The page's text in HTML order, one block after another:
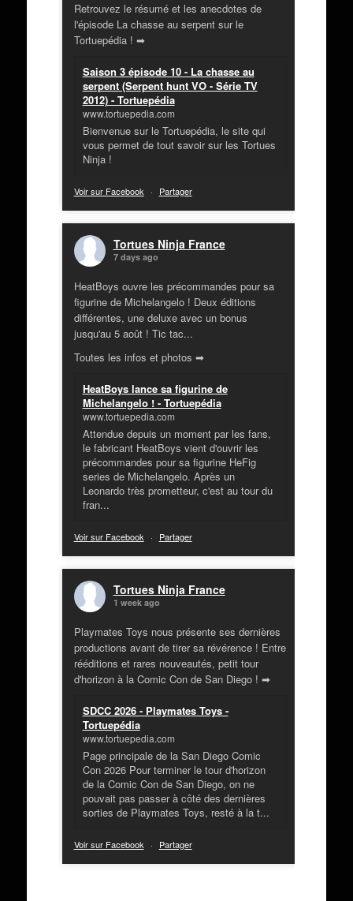
Retrouvez le résumé et les anecdotes de
l'épisode La chasse au serpent sur le
Tortuepédia ! ➡
Saison 3 épisode 10 - La chasse au
serpent (Serpent hunt VO - Série TV
2012) - Tortuepédia
www.tortuepedia.com
Bienvenue sur le Tortuepédia, le site qui
vous permet de tout savoir sur les Tortues
Ninja !
Voir sur Facebook · Partager
Tortues Ninja France
7 days ago
HeatBoys ouvre les précommandes pour sa
figurine de Michelangelo ! Deux éditions
différentes, une deluxe avec un bonus
jusqu'au 5 août ! Tic tac...
Toutes les infos et photos ➡
HeatBoys lance sa figurine de
Michelangelo ! - Tortuepédia
www.tortuepedia.com
Attendue depuis un moment par les fans,
le fabricant HeatBoys vient d'ouvrir les
précommandes pour sa figurine HeFig
series de Michelangelo. Après un
Leonardo très prometteur, c'est au tour du
fran...
Voir sur Facebook · Partager
Tortues Ninja France
1 week ago
Playmates Toys nous présente ses dernières
productions avant de tirer sa révérence ! Entre
rééditions et rares nouveautés, petit tour
d'horizon à la Comic Con de San Diego ! ➡
SDCC 2026 - Playmates Toys -
Tortuepédia
www.tortuepedia.com
Page principale de la San Diego Comic
Con 2026 Pour terminer le tour d'horizon
de la Comic Con de San Diego, on ne
pouvait pas passer à côté des dernières
sorties de Playmates Toys, resté à la t...
Voir sur Facebook · Partager